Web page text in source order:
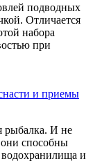
подводных
Отличается
набора
при
и приемы
рыбалка. И не
они способны
и